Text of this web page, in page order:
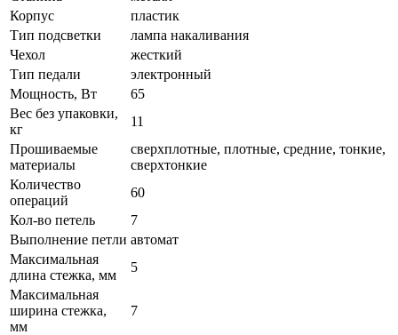
Корпус
пластик
Тип подсветки
лампа накаливания
Чехол
жесткий
Тип педали
электронный
Мощность, Вт
65
Вес без упаковки,
кг
11
Прошиваемые
материалы
сверхплотные, плотные, средние, тонкие,
сверхтонкие
Количество
операций
60
Кол-во петель
7
Выполнение петли автомат
Максимальная
длина стежка, мм
5
Максимальная
ширина стежка,
мм
7